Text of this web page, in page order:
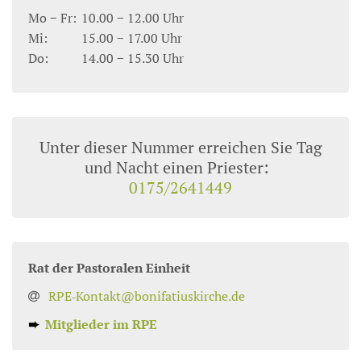
Mo − Fr: 10.00 − 12.00 Uhr
Mi:
15.00 − 17.00 Uhr
Do:
14.00 − 15.30 Uhr
Unter dieser Nummer erreichen Sie Tag
und Nacht einen Priester:
0175/2641449
Rat der Pastoralen Einheit
RPE‑Kontakt@bonifatiuskirche.de
➨ Mitglieder im RPE